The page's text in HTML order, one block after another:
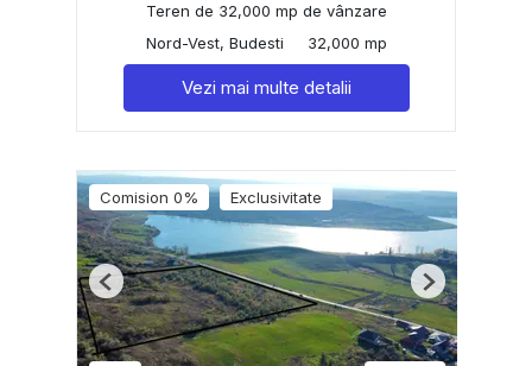
Teren de 32,000 mp de vânzare
Nord-Vest, Budesti
32,000 mp
Vezi mai multe detalii
Comision 0% Exclusivitate
Previous Next